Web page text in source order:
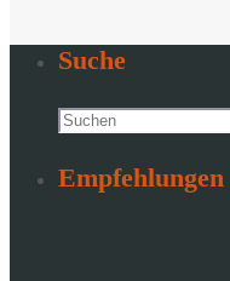
Suche
Suchen
Empfehlungen